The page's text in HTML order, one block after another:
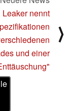
Leaker nennt
und einer
⟩